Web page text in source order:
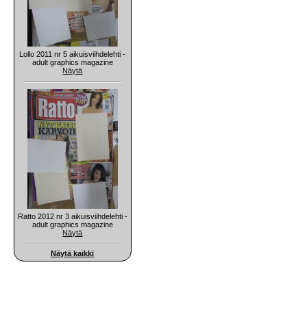
Lollo 2011 nr 5 aikuisviihdelehti -
adult graphics magazine
Näytä
Ratto 2012 nr 3 aikuisviihdelehti -
adult graphics magazine
Näytä
Näytä kaikki